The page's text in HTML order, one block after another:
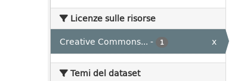
Licenze sulle risorse
Creative Commons... - 1 x
Temi del dataset